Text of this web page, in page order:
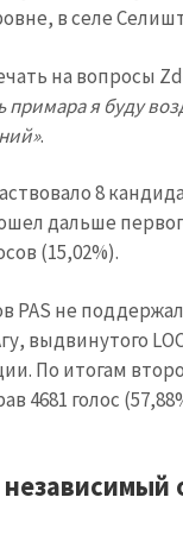
в селе
на вопросы
примара я буду
.
8
дальше
(15,02%).
PAS не
выдвинутого
По итогам
4681 голос